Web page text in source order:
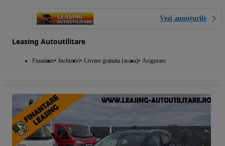
Vezi anunțurile
Leasing Autoutilitare
Finantare Inchirieri Livrare gratuita (acasa) Asigurare